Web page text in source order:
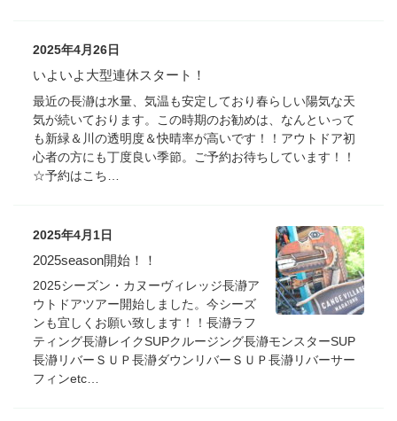
2025年4月26日
いよいよ大型連休スタート！
最近の長瀞は水量、気温も安定しており春らしい陽気な天
気が続いております。この時期のお勧めは、なんといって
も新緑＆川の透明度＆快晴率が高いです！！アウトドア初
心者の方にも丁度良い季節。ご予約お待ちしています！！
☆予約はこち…
2025年4月1日
2025season開始！！
2025シーズン・カヌーヴィレッジ長瀞ア
ウトドアツアー開始しました。今シーズ
ンも宜しくお願い致します！！長瀞ラフ
ティング長瀞レイクSUPクルージング長瀞モンスターSUP
長瀞リバーＳＵＰ長瀞ダウンリバーＳＵＰ長瀞リバーサー
フィンetc…